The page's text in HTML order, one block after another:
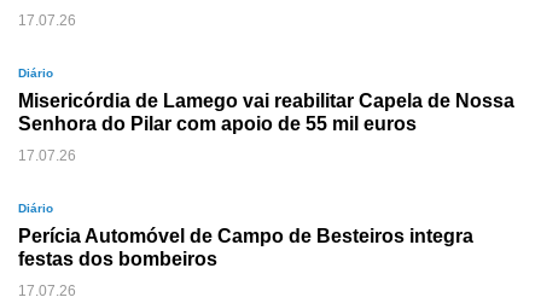
17.07.26
Diário
Misericórdia de Lamego vai reabilitar Capela de Nossa
Senhora do Pilar com apoio de 55 mil euros
17.07.26
Diário
Perícia Automóvel de Campo de Besteiros integra
festas dos bombeiros
17.07.26